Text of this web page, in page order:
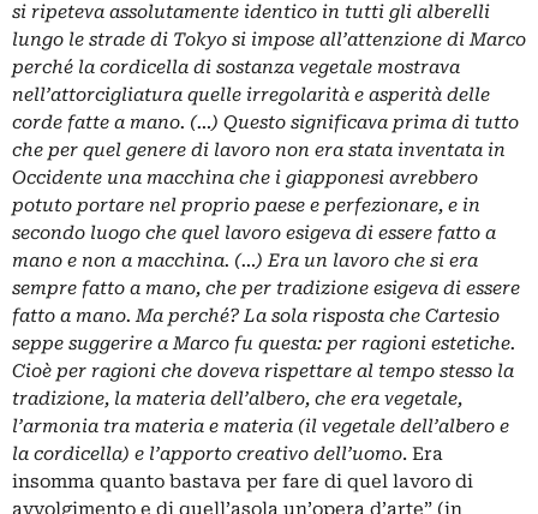
si ripeteva assolutamente identico in tutti gli alberelli
lungo le strade di Tokyo si impose all’attenzione di Marco
perché la cordicella di sostanza vegetale mostrava
nell’attorcigliatura quelle irregolarità e asperità delle
corde fatte a mano. (…) Questo significava prima di tutto
che per quel genere di lavoro non era stata inventata in
Occidente una macchina che i giapponesi avrebbero
potuto portare nel proprio paese e perfezionare, e in
secondo luogo che quel lavoro esigeva di essere fatto a
mano e non a macchina. (…) Era un lavoro che si era
sempre fatto a mano, che per tradizione esigeva di essere
fatto a mano. Ma perché? La sola risposta che Cartesio
seppe suggerire a Marco fu questa: per ragioni estetiche.
Cioè per ragioni che doveva rispettare al tempo stesso la
tradizione, la materia dell’albero, che era vegetale,
l’armonia tra materia e materia (il vegetale dell’albero e
la cordicella) e l’apporto creativo dell’uomo. Era
insomma quanto bastava per fare di quel lavoro di
avvolgimento e di quell’asola un’opera d’arte” (in